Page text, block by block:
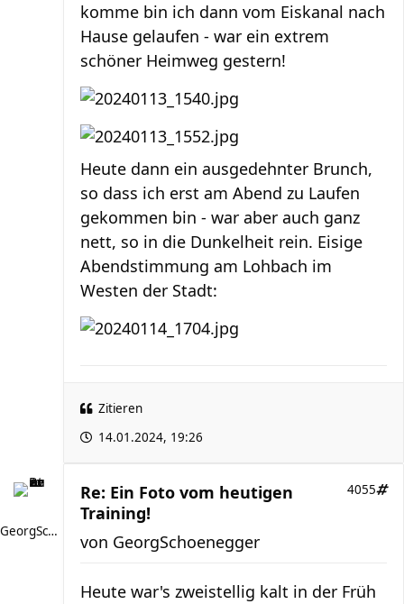
komme bin ich dann vom Eiskanal nach
Hause gelaufen - war ein extrem
schöner Heimweg gestern!
Heute dann ein ausgedehnter Brunch,
so dass ich erst am Abend zu Laufen
gekommen bin - war aber auch ganz
nett, so in die Dunkelheit rein. Eisige
Abendstimmung am Lohbach im
Westen der Stadt:
Zitieren
14.01.2024, 19:26
GeorgSchoenegger
Re: Ein Foto vom heutigen
Training!
4055
von GeorgSchoenegger
Heute war's zweistellig kalt in der Früh